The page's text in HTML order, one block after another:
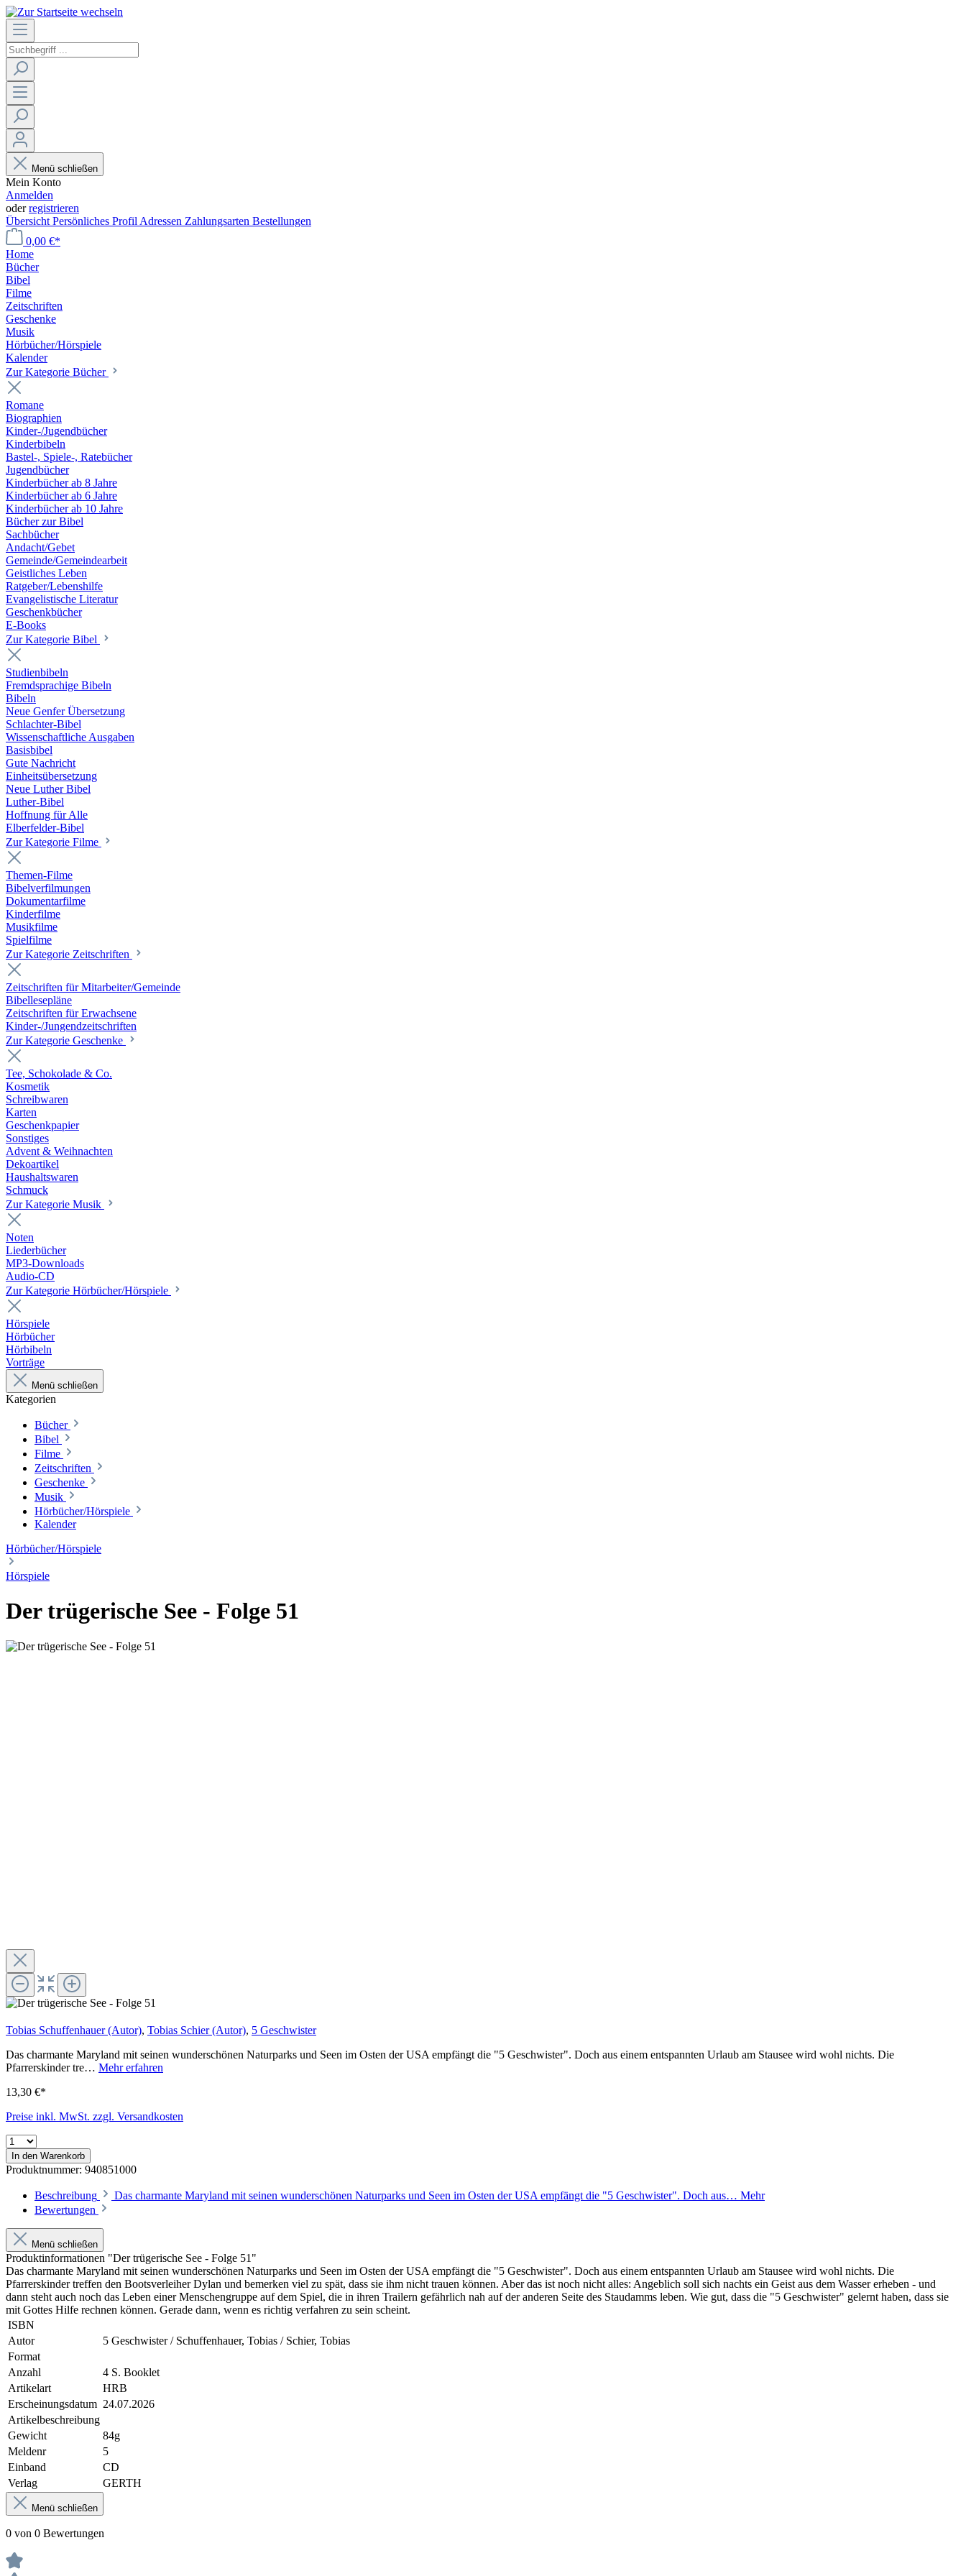
Menü schließen
Mein Konto
Anmelden
oderregistrieren
Übersicht Persönliches Profil Adressen Zahlungsarten Bestellungen
0,00 €*
Home
Bücher
Bibel
Filme
Zeitschriften
Geschenke
Musik
Hörbücher/Hörspiele
Kalender
Zur Kategorie Bücher
Romane
Biographien
Kinder-/Jugendbücher
Kinderbibeln
Bastel-, Spiele-, Ratebücher
Jugendbücher
Kinderbücher ab 8 Jahre
Kinderbücher ab 6 Jahre
Kinderbücher ab 10 Jahre
Bücher zur Bibel
Sachbücher
Andacht/Gebet
Gemeinde/Gemeindearbeit
Geistliches Leben
Ratgeber/Lebenshilfe
Evangelistische Literatur
Geschenkbücher
E-Books
Zur Kategorie Bibel
Studienbibeln
Fremdsprachige Bibeln
Bibeln
Neue Genfer Übersetzung
Schlachter-Bibel
Wissenschaftliche Ausgaben
Basisbibel
Gute Nachricht
Einheitsübersetzung
Neue Luther Bibel
Luther-Bibel
Hoffnung für Alle
Elberfelder-Bibel
Zur Kategorie Filme
Themen-Filme
Bibelverfilmungen
Dokumentarfilme
Kinderfilme
Musikfilme
Spielfilme
Zur Kategorie Zeitschriften
Zeitschriften für Mitarbeiter/Gemeinde
Bibellesepläne
Zeitschriften für Erwachsene
Kinder-/Jungendzeitschriften
Zur Kategorie Geschenke
Tee, Schokolade & Co.
Kosmetik
Schreibwaren
Karten
Geschenkpapier
Sonstiges
Advent & Weihnachten
Dekoartikel
Haushaltswaren
Schmuck
Zur Kategorie Musik
Noten
Liederbücher
MP3-Downloads
Audio-CD
Zur Kategorie Hörbücher/Hörspiele
Hörspiele
Hörbücher
Hörbibeln
Vorträge
Menü schließen
Kategorien
Bücher
Bibel
Filme
Zeitschriften
Geschenke
Musik
Hörbücher/Hörspiele
Kalender
Hörbücher/Hörspiele
Hörspiele
Der trügerische See - Folge 51
Tobias Schuffenhauer (Autor), Tobias Schier (Autor), 5 Geschwister
Das charmante Maryland mit seinen wunderschönen Naturparks und Seen im Osten der USA empfängt die "5 Geschwister". Doch aus einem entspannten Urlaub am Stausee wird wohl nichts. Die
Pfarrerskinder tre… Mehr erfahren
13,30 €*
Preise inkl. MwSt. zzgl. Versandkosten
In den Warenkorb
Produktnummer: 940851000
Beschreibung Das charmante Maryland mit seinen wunderschönen Naturparks und Seen im Osten der USA empfängt die "5 Geschwister". Doch aus… Mehr
Bewertungen
Menü schließen
Produktinformationen "Der trügerische See - Folge 51"
Das charmante Maryland mit seinen wunderschönen Naturparks und Seen im Osten der USA empfängt die "5 Geschwister". Doch aus einem entspannten Urlaub am Stausee wird wohl nichts. Die
Pfarrerskinder treffen den Bootsverleiher Dylan und bemerken viel zu spät, dass sie ihm nicht trauen können. Aber das ist noch nicht alles: Angeblich soll sich nachts ein Geist aus dem Wasser erheben - und
dann steht auch noch das Leben einer Menschengruppe auf dem Spiel, die in ihren Trailern gefährlich nah auf der anderen Seite des Staudamms leben. Wie gut, dass die "5 Geschwister" gelernt haben, dass sie
mit Gottes Hilfe rechnen können. Gerade dann, wenn es richtig verfahren zu sein scheint.
ISBN
Autor
5 Geschwister / Schuffenhauer, Tobias / Schier, Tobias
Format
Anzahl
4 S. Booklet
Artikelart
HRB
Erscheinungsdatum 24.07.2026
Artikelbeschreibung
Gewicht
84g
Meldenr
5
Einband
CD
Verlag
GERTH
Menü schließen
0 von 0 Bewertungen